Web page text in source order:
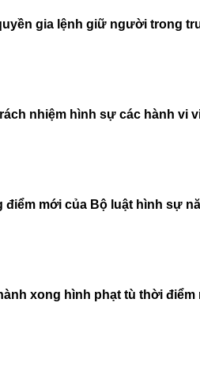
gia lệnh giữ người trong
nhiệm hình sự các hành vi
điểm mới của Bộ luật hình sự
xong hình phạt tù thời